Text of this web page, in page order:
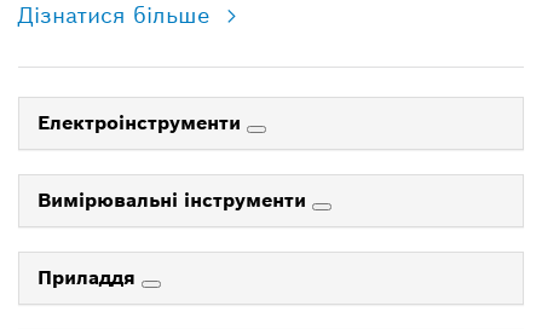
Дізнатися більше
Електроінструменти
Вимірювальні інструменти
Приладдя